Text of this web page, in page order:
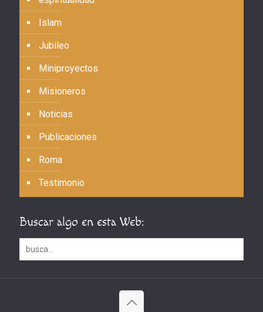
Islam
Jubileo
Miniproyectos
Misioneros
Noticias
Publicaciones
Roma
Testimonio
Buscar algo en esta Web: